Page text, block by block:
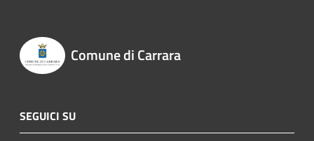
Comune di Carrara
SEGUICI SU